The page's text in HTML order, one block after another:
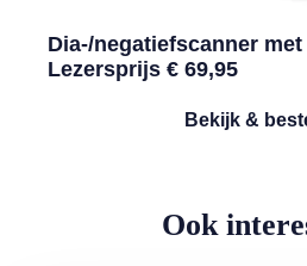
Dia-/negatiefscanner met
Lezersprijs € 69,95
Bekijk &
Ook